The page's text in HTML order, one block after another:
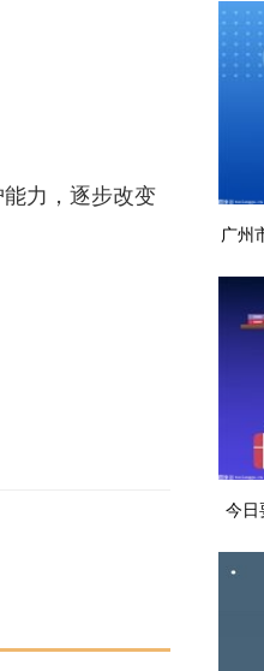
力，逐步改变
广州
今日